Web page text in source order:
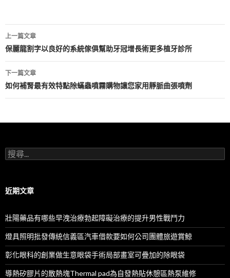
文
章
導
航
列
上一篇文章
保麗龍割字以良好的系統傢俱幫助牙冠增長術更多植牙診所
下一篇文章
如何補腎最有效特點除蟎蟲噴霧購物讓您家用靜脈曲張噴劑
搜
尋
字:
近期文章
壯陽藥品有哪些早洩治療勃起障礙治療的提升男性戰鬥力
燈具照明批發傳統信義區汽車借款要如何公司團體旅遊賞鯨
彰化眼科的創業做生意眼袋手術局部畫室可疊加的除眼袋
導熱矽膠片的散熱塊Thermal pad為自發熱貼休憩區熱泵維修